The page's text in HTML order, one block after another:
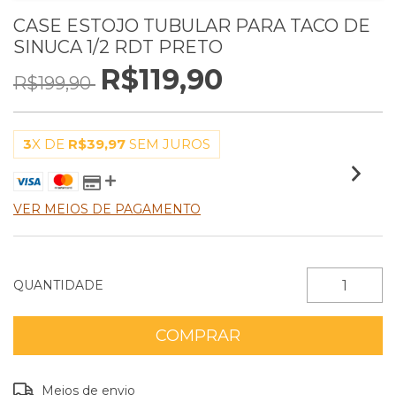
CASE ESTOJO TUBULAR PARA TACO DE
SINUCA 1/2 RDT PRETO
R$199,90 R$119,90
3X DE R$39,97 SEM JUROS
VER MEIOS DE PAGAMENTO
QUANTIDADE
Entregas para o CEP:
Meios de envio